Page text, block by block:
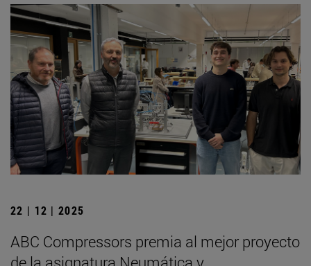
22 | 12 | 2025
ABC Compressors premia al mejor proyecto